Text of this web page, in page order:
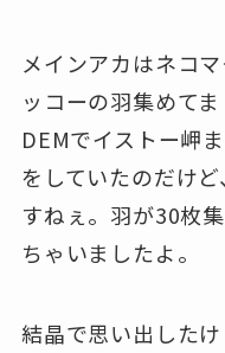
メインアカはネコ
ッコーの羽集めてま
DEMでイストー岬
をしていたのだけ
すねぇ。羽が30枚
ちゃいましたよ。
結晶で思い出した